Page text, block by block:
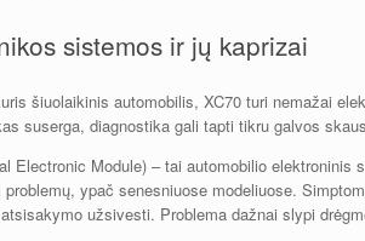
sistemos ir jų kaprizai
šiuolaikinis automobilis, XC70 turi nemažai
suserga, diagnostika gali tapti tikru galvos
Electronic Module) – tai automobilio
problemų, ypač senesniuose modeliuose.
užsivesti. Problema dažnai slypi